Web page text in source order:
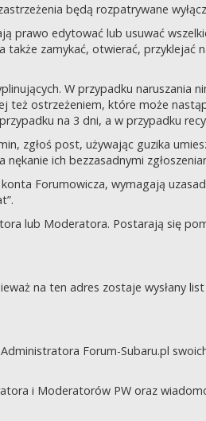
będą rozpatrywane
edytować lub usuwać
zamykać, otwierać,
W przypadku naruszania
też ostrzeżeniem, które może
na 3 dni, a w przypadku
zgłoś post, używając guzika
ich bezzasadnymi
Forumowicza, wymagają
lub Moderatora. Postarają się
na ten adres zostaje wysłany
Forum-Subaru.pl
i Moderatorów PW oraz